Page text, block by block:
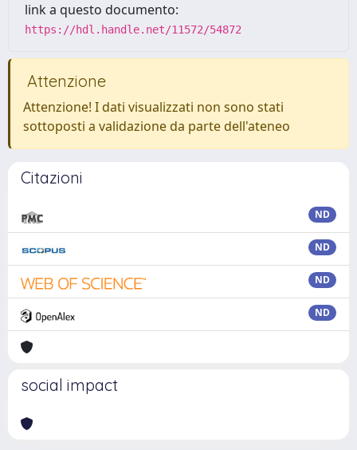
link a questo documento:
https://hdl.handle.net/11572/54872
Attenzione
Attenzione! I dati visualizzati non sono stati
sottoposti a validazione da parte dell'ateneo
Citazioni
ND
ND
ND
ND
social impact